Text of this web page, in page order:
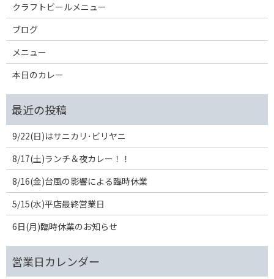
クラフトビールメニュー
ブログ
メニュー
本日のカレー
9/22(日)はサニカリ･ビリヤニ
8/17(土)ランチ＆夜カレー！！
8/16(金)台風の影響による臨時休業
5/15(水)平店最終営業日
6日(月)臨時休業のお知らせ